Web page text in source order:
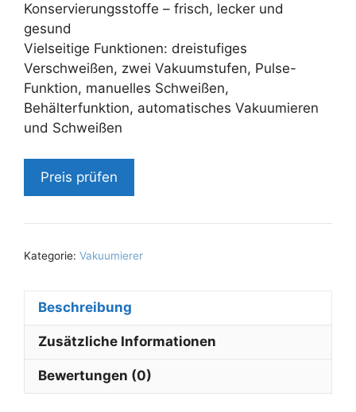
Konservierungsstoffe – frisch, lecker und
gesund
Vielseitige Funktionen: dreistufiges
Verschweißen, zwei Vakuumstufen, Pulse-
Funktion, manuelles Schweißen,
Behälterfunktion, automatisches Vakuumieren
und Schweißen
Preis prüfen
Kategorie: Vakuumierer
Beschreibung
Zusätzliche Informationen
Bewertungen (0)